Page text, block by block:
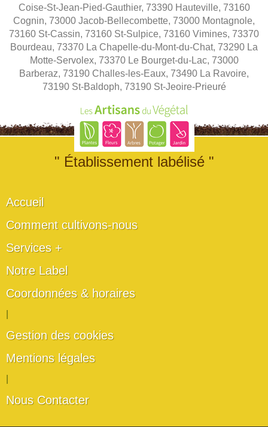
Coise-St-Jean-Pied-Gauthier, 73390 Hauteville, 73160
Cognin, 73000 Jacob-Bellecombette, 73000 Montagnole,
73160 St-Cassin, 73160 St-Sulpice, 73160 Vimines, 73370
Bourdeau, 73370 La Chapelle-du-Mont-du-Chat, 73290 La
Motte-Servolex, 73370 Le Bourget-du-Lac, 73000
Barberaz, 73190 Challes-les-Eaux, 73490 La Ravoire,
73190 St-Baldoph, 73190 St-Jeoire-Prieuré
" Établissement labélisé "
Accueil
Comment cultivons-nous
Services +
Notre Label
Coordonnées & horaires
Gestion des cookies
Mentions légales
Nous Contacter